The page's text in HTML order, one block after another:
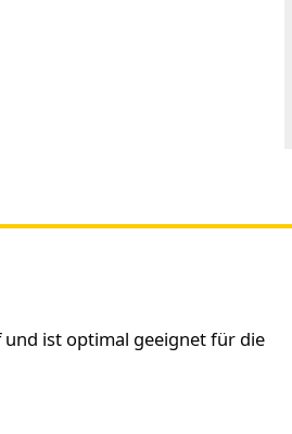
und ist optimal geeignet für die